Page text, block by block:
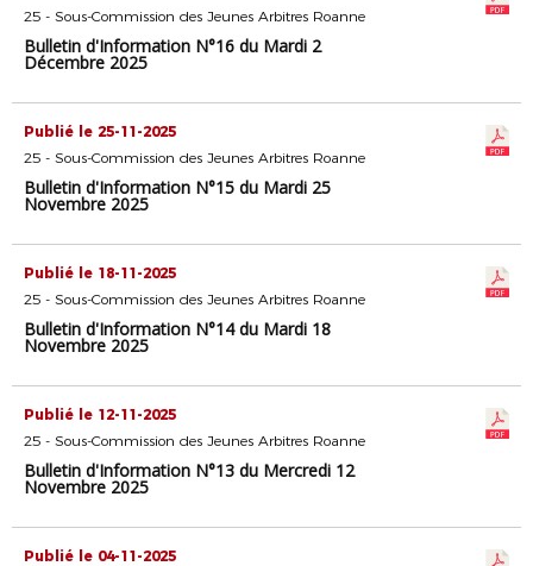
25 - Sous-Commission des Jeunes Arbitres Roanne
Bulletin d'Information N°16 du Mardi 2
Décembre 2025
Publié le 25-11-2025
25 - Sous-Commission des Jeunes Arbitres Roanne
Bulletin d'Information N°15 du Mardi 25
Novembre 2025
Publié le 18-11-2025
25 - Sous-Commission des Jeunes Arbitres Roanne
Bulletin d'Information N°14 du Mardi 18
Novembre 2025
Publié le 12-11-2025
25 - Sous-Commission des Jeunes Arbitres Roanne
Bulletin d'Information N°13 du Mercredi 12
Novembre 2025
Publié le 04-11-2025